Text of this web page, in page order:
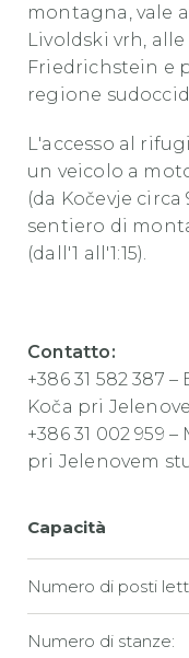
montagna, vale
Livoldski vrh,
Friedrichstein e
regione
L'accesso al
un veicolo a
(da Kočevje
sentiero di
(dall'1 all'1:15).
Contatto:
+386 31 582 387
Koča pri
+386 31 002 959 –
pri Jelenovem
Capacità
Numero di posti
Numero di stanze: